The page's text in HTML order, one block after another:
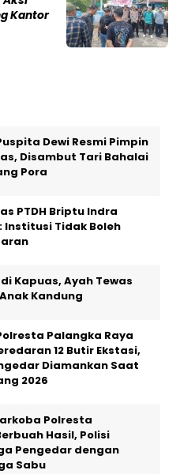
Kantor
Dewi Resmi Pimpin
Disambut Tari Bahalai
Pora
PTDH Briptu Indra
Institusi Tidak Boleh
Kapuas, Ayah Tewas
Kandung
Palangka Raya
12 Butir Ekstasi,
Diamankan Saat
2026
Polresta
Hasil, Polisi
Pengedar dengan
Sabu